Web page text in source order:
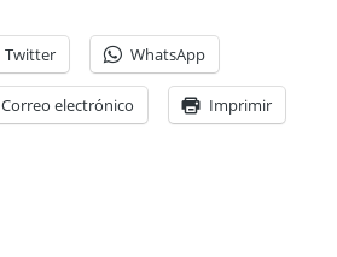
Twitter WhatsApp
Correo electrónico Imprimir